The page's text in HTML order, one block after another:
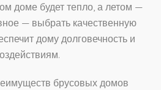
доме будет тепло, а летом —
— выбрать качественную
дому долговечность и
брусовых домов